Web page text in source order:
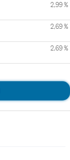
2,99 %
2,69 %
2,69 %